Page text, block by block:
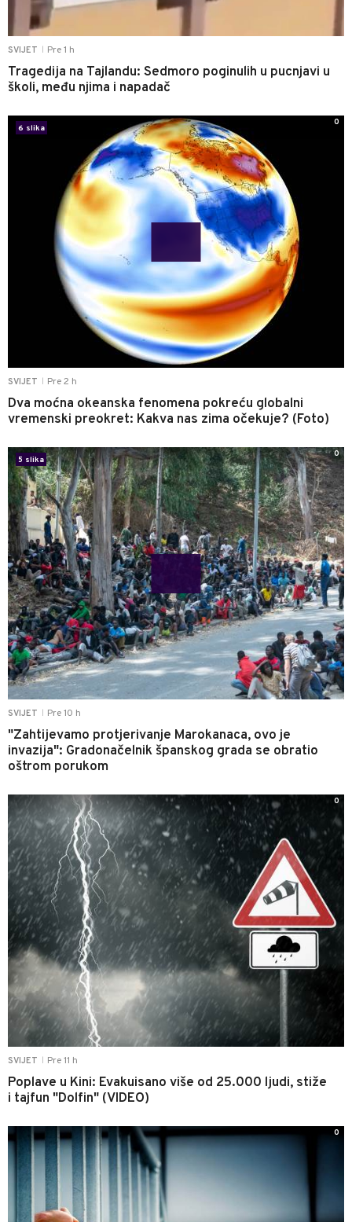
SVIJET Pre 1 h
Tragedija na Tajlandu: Sedmoro poginulih u pucnjavi u
školi, među njima i napadač
SVIJET Pre 2 h
Dva moćna okeanska fenomena pokreću globalni
vremenski preokret: Kakva nas zima očekuje? (Foto)
6 slika
0
SVIJET Pre 10 h
"Zahtijevamo protjerivanje Marokanaca, ovo je
invazija": Gradonačelnik španskog grada se obratio
oštrom porukom
5 slika
0
SVIJET Pre 11 h
Poplave u Kini: Evakuisano više od 25.000 ljudi, stiže
i tajfun "Dolfin" (VIDEO)
0
0